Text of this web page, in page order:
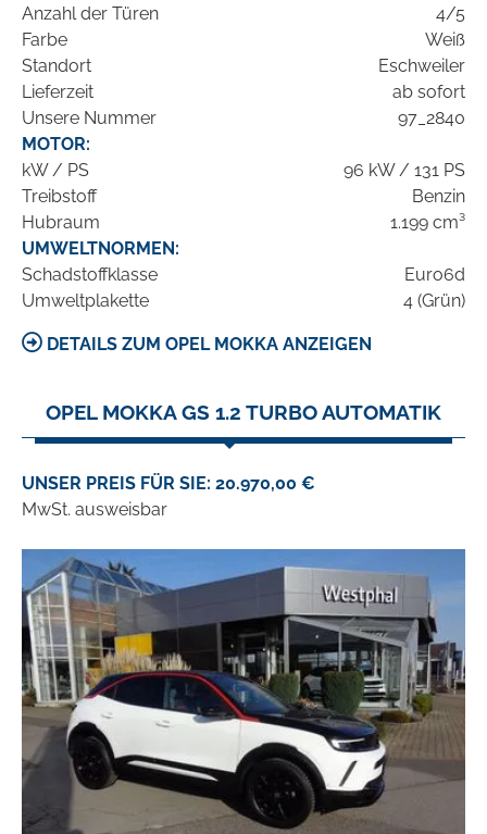
Anzahl der Türen
4/5
Farbe
Weiß
Standort
Eschweiler
Lieferzeit
ab sofort
Unsere Nummer
97_2840
MOTOR:
kW / PS
96 kW / 131 PS
Treibstoff
Benzin
Hubraum
1.199 cm³
UMWELTNORMEN:
Schadstoffklasse
Euro6d
Umweltplakette
4 (Grün)
DETAILS ZUM OPEL MOKKA ANZEIGEN
OPEL MOKKA GS 1.2 TURBO AUTOMATIK
UNSER PREIS FÜR SIE: 20.970,00 €
MwSt. ausweisbar